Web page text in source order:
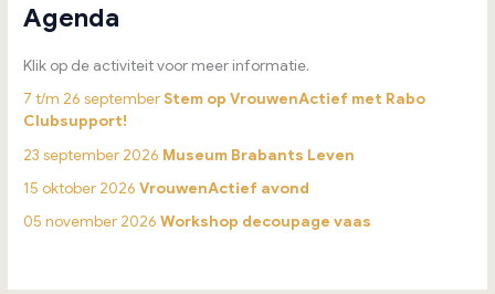
Agenda
Klik op de activiteit voor meer informatie.
7 t/m 26 septemberStem op VrouwenActief met Rabo
Clubsupport!
23 september 2026 Museum Brabants Leven
15 oktober 2026VrouwenActief avond
05 november 2026Workshop decoupage vaas